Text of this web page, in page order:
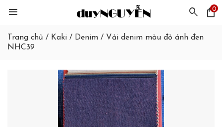
menu search shopping_bag
0
Trang chủ / Kaki / Denim / Vải denim màu đỏ ánh đen
NHC39